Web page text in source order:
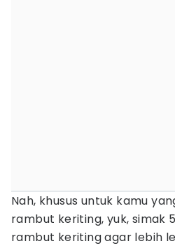
Nah, khusus untuk kamu
rambut keriting, yuk, simak
rambut keriting agar lebih